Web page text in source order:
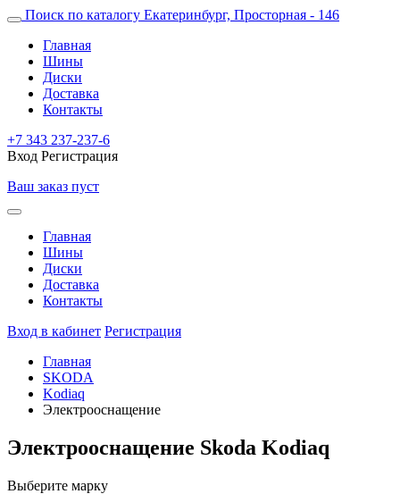
Поиск по каталогу Екатеринбург, Просторная - 146
Главная
Шины
Диски
Доставка
Контакты
+7 343 237-237-6
Вход Регистрация
Ваш заказ пуст
Главная
Шины
Диски
Доставка
Контакты
Вход в кабинет Регистрация
Главная
SKODA
Kodiaq
Электрооснащение
Электрооснащение Skoda Kodiaq
Выберите марку